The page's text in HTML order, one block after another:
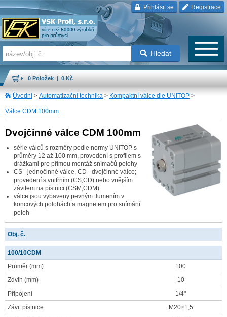
Přihlásit se Registrace
Hledat
0 Položek | 0 Kč
Úvodní > Automatizační technika > Kompaktní válce dle UNITOP >
Válce CDM 100mm
Dvojčinné válce CDM 100mm
série válců s rozměry podle normy UNITOP s
průměry 12 až 100 mm, provedení s profilem s
drážkami pro přímou montáž snímačů polohy
CS - jednočinné válce, CD - dvojčinné válce;
provedení s vnitřním (CS,CD) nebo vnějším
závitem na pístnici (CSM,CDM)
válce jsou vybaveny pevným tlumením v
koncových polohách a magnetem pro snímání
poloh
Obj. č.
100/10CDM
Průměr (mm)
100
Zdvih (mm)
10
Připojení
1/4"
Závit pístnice
M20×1,5